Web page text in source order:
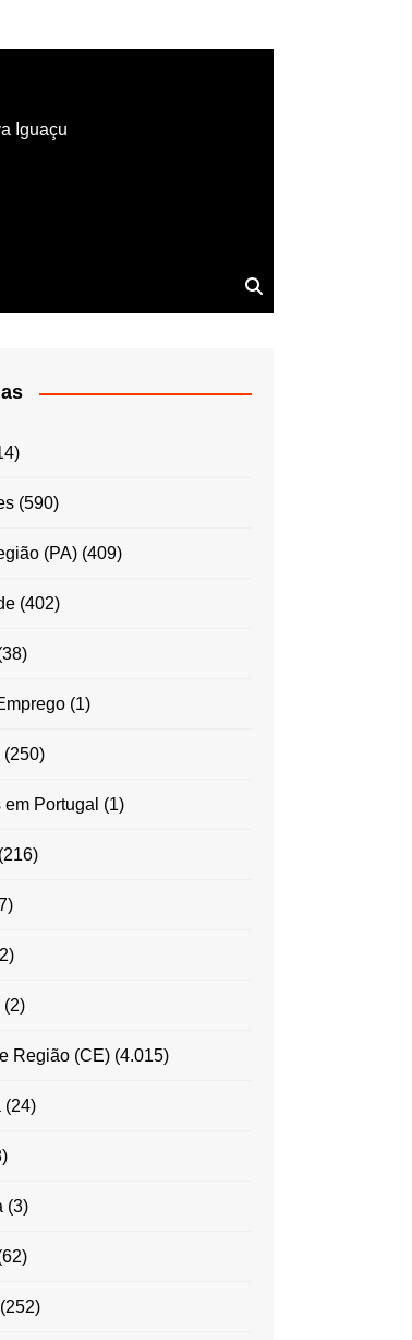
Iguaçu
(590)
(PA)(409)
(402)
(1)
(250)
Portugal (1)
(2)
Região (CE)(4.015)
(24)
(3)